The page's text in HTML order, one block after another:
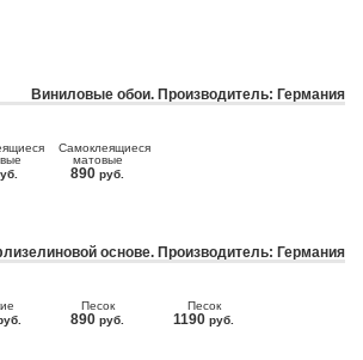
Виниловые обои. Производитель: Германия
Самоклеящиеся
матовые
890 руб.
основе. Производитель: Германия
Песок
890 руб.
Песок
1190 руб.